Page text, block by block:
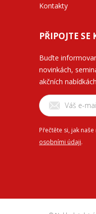
Kontakty
PŘIPOJTE SE
Buďte
novinkách,
akčních
Přečtěte si, jak
osobními údaji.